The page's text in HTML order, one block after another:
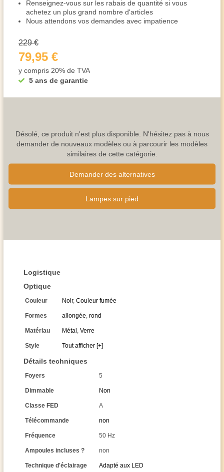
Renseignez-vous sur les rabais de quantité si vous
achetez un plus grand nombre d'articles
Nous attendons vos demandes avec impatience
5 ans de garantie
229 €
79,95 €
y compris 20% de TVA
Désolé, ce produit n'est plus disponible. N'hésitez pas à nous
demander de nouveaux modèles ou à parcourir les modèles
similaires de cette catégorie.
Demander des alternatives
Lampes sur pied
Logistique
Optique
Couleur Noir, Couleur fumée
Formes allongée, rond
Matériau Métal , Verre
Style Tout afficher [+]
Détails techniques
Foyers 5
Dimmable Non
Classe FED A
Télécommande non
Fréquence 50 Hz
Ampoules incluses ? non
Technique d'éclairage Adapté aux LED